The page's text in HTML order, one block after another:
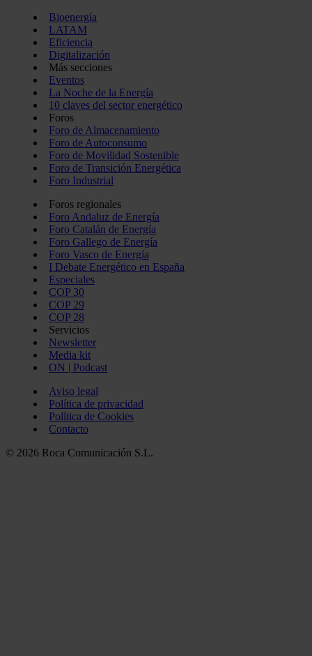
Bioenergía
LATAM
Eficiencia
Digitalización
Más secciones
Eventos
La Noche de la Energía
10 claves del sector energético
Foros
Foro de Almacenamiento
Foro de Autoconsumo
Foro de Movilidad Sostenible
Foro de Transición Energética
Foro Industrial
Foros regionales
Foro Andaluz de Energía
Foro Catalán de Energía
Foro Gallego de Energía
Foro Vasco de Energía
I Debate Energético en España
Especiales
COP 30
COP 29
COP 28
Servicios
Newsletter
Media kit
ON | Podcast
Aviso legal
Política de privacidad
Política de Cookies
Contacto
© 2026 Roca Comunicación S.L.